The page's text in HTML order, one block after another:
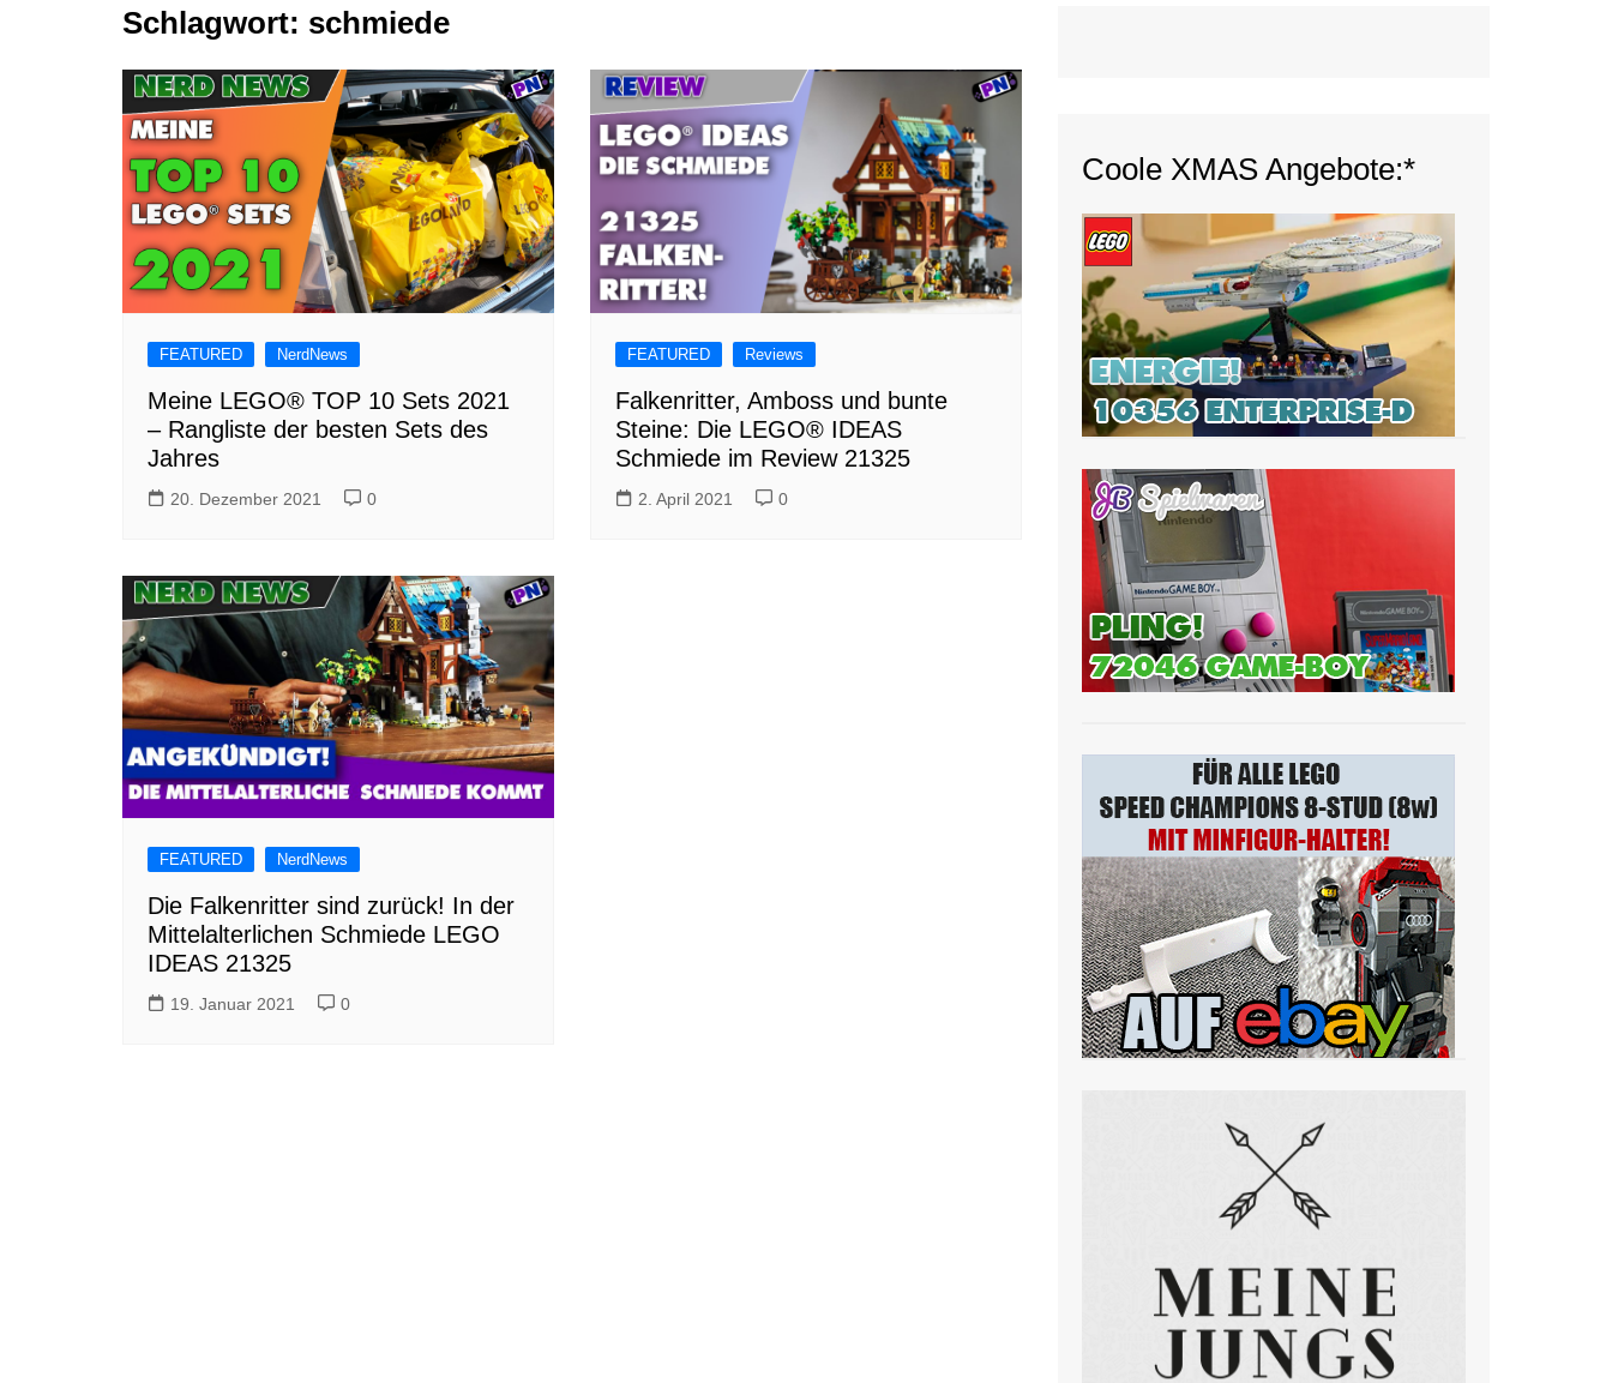
Tutorials
NerdStuff
Speedbuild
GAMEzeit
Muss das Sein
Retroecke
Building Bricks For
Warenkorb
Schlagwort: schmiede
FEATURED NerdNews
Meine LEGO® TOP 10 Sets 2021
– Rangliste der besten Sets des
Jahres
20. Dezember 2021 0
FEATURED Reviews
Falkenritter, Amboss und bunte
Steine: Die LEGO® IDEAS
Schmiede im Review 21325
2. April 2021 0
FEATURED NerdNews
Die Falkenritter sind zurück! In der
Mittelalterlichen Schmiede LEGO
IDEAS 21325
19. Januar 2021 0
Coole XMAS Angebote:*